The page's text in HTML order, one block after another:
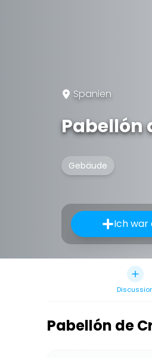
Spanien
Pabellón
Gebäude
Ich war
Pabellón de